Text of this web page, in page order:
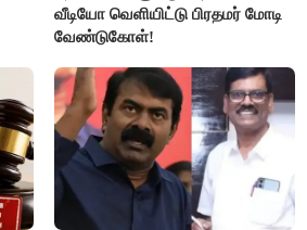
வீடியோ வெளியிட்டு பிரதமர் மோடி
வேண்டுகோள்!